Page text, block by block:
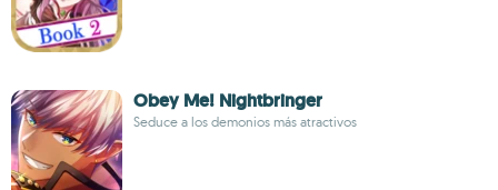
Obey Me! Nightbringer
Seduce a los demonios más atractivos